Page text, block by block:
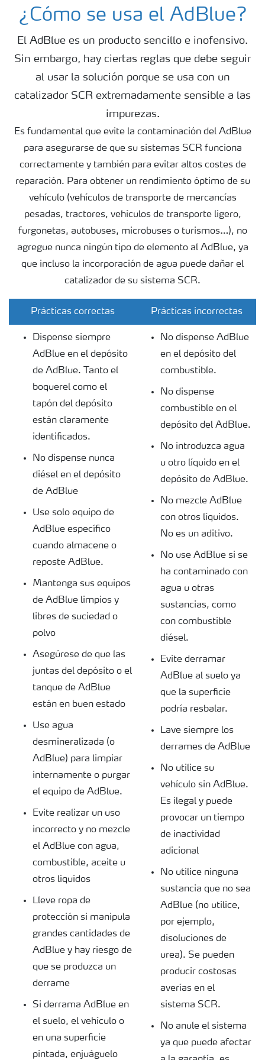
Generalidades AdBlue
Cómo se usa el AdBlue
Presentaciones de producto
¿Cómo se usa el AdBlue®?
¿Cómo se usa el AdBlue?
El AdBlue es un producto sencillo e inofensivo.
Sin embargo, hay ciertas reglas que debe seguir
al usar la solución porque se usa con un
catalizador SCR extremadamente sensible a las
impurezas.
Es fundamental que evite la contaminación del AdBlue
para asegurarse de que su sistemas SCR funciona
correctamente y también para evitar altos costes de
reparación. Para obtener un rendimiento óptimo de su
vehículo (vehículos de transporte de mercancías
pesadas, tractores, vehículos de transporte ligero,
furgonetas, autobuses, microbuses o turismos…), no
agregue nunca ningún tipo de elemento al AdBlue, ya
que incluso la incorporación de agua puede dañar el
catalizador de su sistema SCR.
Prácticas correctas Prácticas incorrectas
Dispense siempre
AdBlue en el depósito
de AdBlue. Tanto el
boquerel como el
tapón del depósito
están claramente
identificados.
No dispense nunca
diésel en el depósito
de AdBlue
Use solo equipo de
AdBlue específico
cuando almacene o
reposte AdBlue.
Mantenga sus equipos
de AdBlue limpios y
libres de suciedad o
polvo
Asegúrese de que las
juntas del depósito o el
tanque de AdBlue
están en buen estado
Use agua
desmineralizada (o
AdBlue) para limpiar
internamente o purgar
el equipo de AdBlue.
Evite realizar un uso
incorrecto y no mezcle
el AdBlue con agua,
combustible, aceite u
otros líquidos
Lleve ropa de
protección si manipula
grandes cantidades de
AdBlue y hay riesgo de
que se produzca un
derrame
Si derrama AdBlue en
el suelo, el vehículo o
en una superficie
pintada, enjuáguelo
No dispense AdBlue
en el depósito del
combustible.
No dispense
combustible en el
depósito del AdBlue.
No introduzca agua
u otro líquido en el
depósito de AdBlue.
No mezcle AdBlue
con otros líquidos.
No es un aditivo.
No use AdBlue si se
ha contaminado con
agua u otras
sustancias, como
con combustible
diésel.
Evite derramar
AdBlue al suelo ya
que la superficie
podría resbalar.
Lave siempre los
derrames de AdBlue
No utilice su
vehículo sin AdBlue.
Es ilegal y puede
provocar un tiempo
de inactividad
adicional
No utilice ninguna
sustancia que no sea
AdBlue (no utilice,
por ejemplo,
disoluciones de
urea). Se pueden
producir costosas
averías en el
sistema SCR.
No anule el sistema
ya que puede afectar